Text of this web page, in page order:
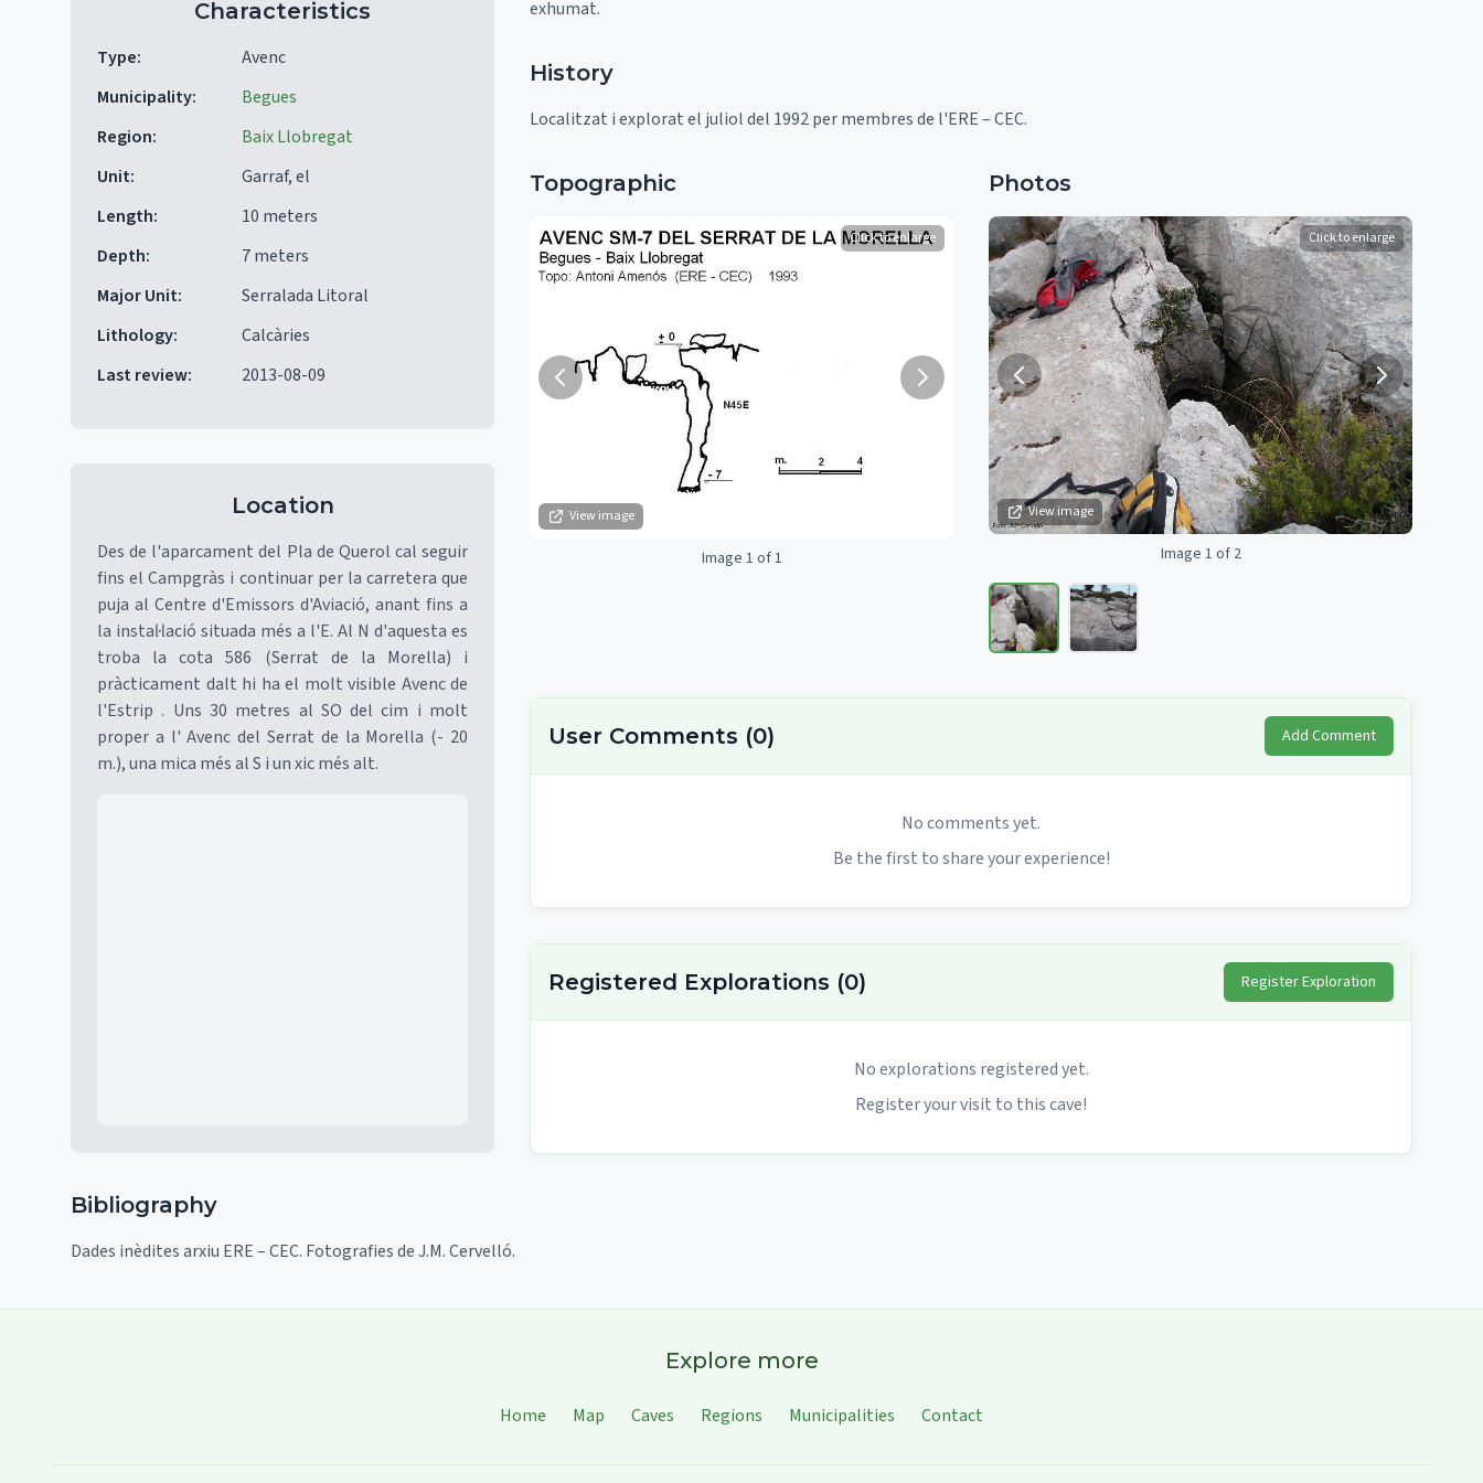
Characteristics
Type:
Avenc
Municipality:
Begues
Region:
Baix Llobregat
Unit:
Garraf, el
Length:
10 meters
Depth:
7 meters
Major Unit:
Serralada Litoral
Lithology:
Calcàries
Last review: 2013-08-09
Location
Des de l'aparcament del Pla de Querol cal seguir
fins el Campgràs i continuar per la carretera que
puja al Centre d'Emissors d'Aviació, anant fins a
la instal·lació situada més a l'E. Al N d'aquesta es
troba la cota 586 (Serrat de la Morella) i
pràcticament dalt hi ha el molt visible Avenc de
l'Estrip . Uns 30 metres al SO del cim i molt
proper a l' Avenc del Serrat de la Morella (- 20
m.), una mica més al S i un xic més alt.
exhumat.
History
Localitzat i explorat el juliol del 1992 per membres de l'ERE – CEC.
Topographic
View image
Click to enlarge
Image 1 of 1
Photos
View image
Click to enlarge
Image 1 of 2
User Comments (0) Add Comment
No comments yet.
Be the first to share your experience!
Registered Explorations (0) Register Exploration
No explorations registered yet.
Register your visit to this cave!
Bibliography
Dades inèdites arxiu ERE – CEC. Fotografies de J.M. Cervelló.
Explore more
Home Map Caves Regions Municipalities Contact